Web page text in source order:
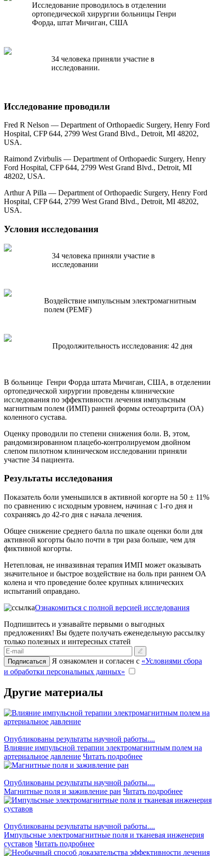
Исследование проводилось в отделении
ортопедической хирургии больницы Генри
Форда, штат Мичиган, США
34 человека приняли участие в
исследовании.
Исследование проводили
Fred R Nelson — Department of Orthopaedic Surgery, Henry Ford
Hospital, CFP 644, 2799 West Grand Blvd., Detroit, MI 48202,
USA.
Raimond Zvirbulis — Department of Orthopaedic Surgery, Henry
Ford Hospital, CFP 644, 2799 West Grand Blvd., Detroit, MI
48202, USA.
Arthur A Pilla — Department of Orthopaedic Surgery, Henry Ford
Hospital, CFP 644, 2799 West Grand Blvd., Detroit, MI 48202,
USA.
Условия исследования
34 человека приняли участие в
исследовании
Воздействие импульсным электромагнитным
полем (PEMF)
Продолжительность исследования: 42 дня
В больнице Генри Форда штата Мичиган, США, в отделении
ортопедической хирургии проведены клинические
исследования по эффективности лечения импульсным
магнитным полем (ИМП) ранней формы остеоартрита (ОА)
коленного сустава.
Оценку проводили по степени снижения боли. В, этом,
рандомизированном плацебо-контролируемом двойном
слепом пилотном клиническом исследовании приняли
участие 34 пациента.
Результаты исследования
Показатель боли уменьшился в активной когорте на 50 ± 11%
по сравнению с исходным уровнем, начиная с 1-го дня и
сохраняясь до 42-го дня с начала лечения.
Общее снижение среднего балла по шкале оценки боли для
активной когорты было почти в три раза больше, чем для
фиктивной когорты.
Нетепловая, не инвазивная терапия ИМП может оказывать
значительное и быстрое воздействие на боль при раннем ОА
колена и что проведение более крупных клинических
испытаний оправдано.
Ознакомиться с полной версией исследования
Подпишитесь и узнавайте первыми о выгодных
предложениях! Вы будете получать еженедельную рассылку
только полезных и интересных статей
Подписаться Я ознакомлен и согласен с «Условиями сбора
и обработки персональных данных»
Другие материалы
Опубликованы результаты научной работы....
Влияние импульсной терапии электромагнитным полем на
артериальное давление Читать подробнее
Опубликованы результаты научной работы....
Магнитные поля и заживление ран Читать подробнее
Опубликованы результаты научной работы....
Импульсные электромагнитные поля и тканевая инженерия
суставов Читать подробнее